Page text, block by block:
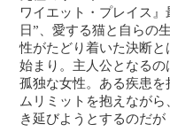
ワイエット・プレイス
日”、愛する猫と自らの
性がたどり着いた決断
始まり。主人公となるの
孤独な女性。ある疾患
ムリミットを抱えなが
き延びようとするのだが